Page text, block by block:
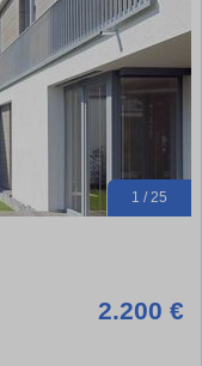
1 / 25
2.200 €